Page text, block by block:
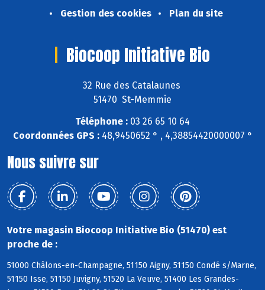
Gestion des cookies
Plan du site
Biocoop Initiative Bio
32 Rue des Catalaunes
51470 St-Memmie
Téléphone : 03 26 65 10 64
Coordonnées GPS :48,9450652 ° , 4,38854420000007 °
Nous suivre sur
Votre magasin Biocoop Initiative Bio (51470) est
proche de :
51000 Châlons-en-Champagne, 51150 Aigny, 51150 Condé s/Marne,
51150 Isse, 51150 Juvigny, 51520 La Veuve, 51400 Les Grandes-